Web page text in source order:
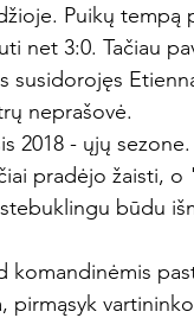
Puikų tempą
net 3:0. Tačiau
susidorojęs
neprašovė.
2018 - ųjų sezone.
pradėjo žaisti, o
būdu
komandinėmis